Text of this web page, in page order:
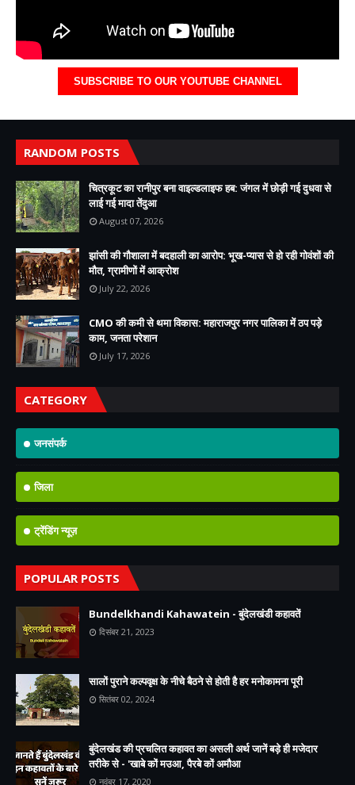
SUBSCRIBE TO OUR YOUTUBE CHANNEL
RANDOM POSTS
चित्रकूट का रानीपुर बना वाइल्डलाइफ हब: जंगल में छोड़ी गई दुधवा से
लाई गई मादा तेंदुआ
August 07, 2026
झांसी की गौशाला में बदहाली का आरोप: भूख-प्यास से हो रही गोवंशों की
मौत, ग्रामीणों में आक्रोश
July 22, 2026
CMO की कमी से थमा विकास: महाराजपुर नगर पालिका में ठप पड़े
काम, जनता परेशान
July 17, 2026
CATEGORY
जनसंपर्क
जिला
ट्रेंडिंग न्यूज़
POPULAR POSTS
Bundelkhandi Kahawatein - बुंदेलखंडी कहावतें
दिसंबर 21, 2023
सालों पुराने कल्पवृक्ष के नीचे बैठने से होती है हर मनोकामना पूरी
सितंबर 02, 2024
बुंदेलखंड की प्रचलित कहावत का असली अर्थ जानें बड़े ही मजेदार
तरीके से - 'खाबे कों मउआ, पैरबे कों अमौआ
नवंबर 17, 2020